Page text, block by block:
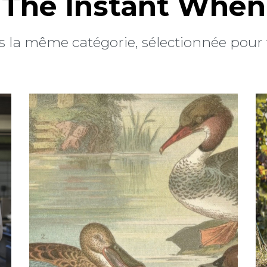
la même catégorie, sélectionnée pour